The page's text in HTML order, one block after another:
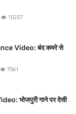
10237
Video: बंद कमरे से
7561
भोजपुरी गाने पर देसी